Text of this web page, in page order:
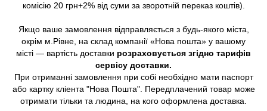
комісію 20 грн+2% від суми за зворотній переказ коштів).
Якщо ваше замовлення відправляється з будь-якого міста,
окрім м.Рівне, на склад компанії «Нова пошта» у вашому
місті — вартість доставки розраховується згідно тарифів
сервісу доставки.
При отриманні замовлення при собі необхідно мати паспорт
або картку кліента "Нова Пошта". Передплачений товар може
отримати тільки та людина, на кого оформлена доставка.